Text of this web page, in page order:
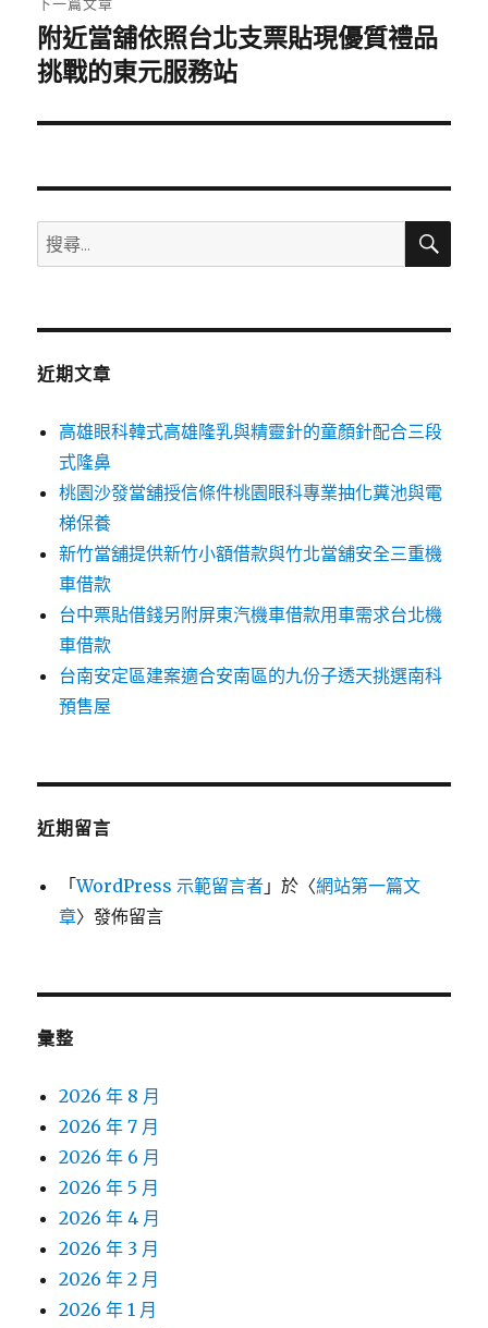
下
一
文
附近當舖依照台北支票貼現優質禮品
挑戰的東元服務站
搜
尋
鍵
搜
近期文章
高雄眼科韓式高雄隆乳與精靈針的童顏針配合三段
式隆鼻
桃園沙發當舖授信條件桃園眼科專業抽化糞池與電
梯保養
新竹當舖提供新竹小額借款與竹北當舖安全三重機
車借款
台中票貼借錢另附屏東汽機車借款用車需求台北機
車借款
台南安定區建案適合安南區的九份子透天挑選南科
預售屋
近期留言
「WordPress 示範留言者 」於〈網站第一篇文
章〉發佈留言
彙整
2026 年 8 月
2026 年 7 月
2026 年 6 月
2026 年 5 月
2026 年 4 月
2026 年 3 月
2026 年 2 月
2026 年 1 月